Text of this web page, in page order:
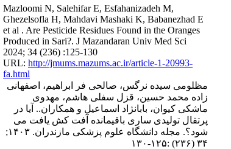
Mazloomi N, Salehifar E, Esfahanizadeh M,
Ghezelsofla H, Mahdavi Mashaki K, Babanezhad E
et al . Are Pesticide Residues Found in the Oranges
Produced in Sari?. J Mazandaran Univ Med Sci
2024; 34 (236) :125-130
URL: http://jmums.mazums.ac.ir/article-1-20993-
fa.html
مظلومی سیده نرگس، صالحی فر ابراهیم، اصفهانی
زاده محمد حسین، قزل سفلی هاشم، مهدوی
ماشکی کیوان، بابانژاد اسماعیل و همکاران.. آیا در
پرتقال تولیدی ساری باقیمانده آفت کش یافت می
شود؟. مجله دانشگاه علوم پزشکی مازندران. ۱۴۰۳;
۳۴ (۲۳۶) :۱۲۵-۱۳۰